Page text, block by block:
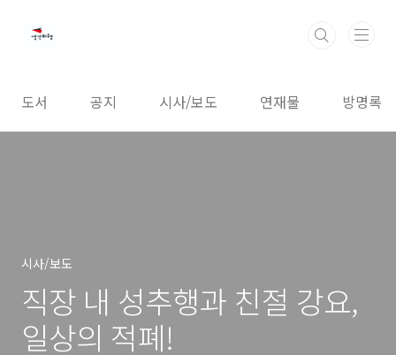
도서 공지 시사/보도 연재물 방명록
시사/보도
직장 내 성추행과 친절 강요,
일상의 적폐!